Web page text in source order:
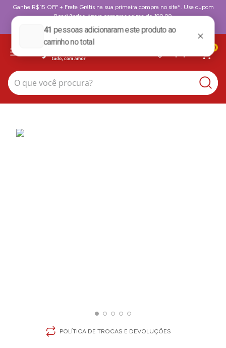
Ganhe R$15 OFF + Frete Grátis na sua primeira compra no site*. Use cupom
BoasVindas. *para compras acima de 199,99
BoasVindas
0
O que você procura?
POLÍTICA DE TROCAS E DEVOLUÇÕES